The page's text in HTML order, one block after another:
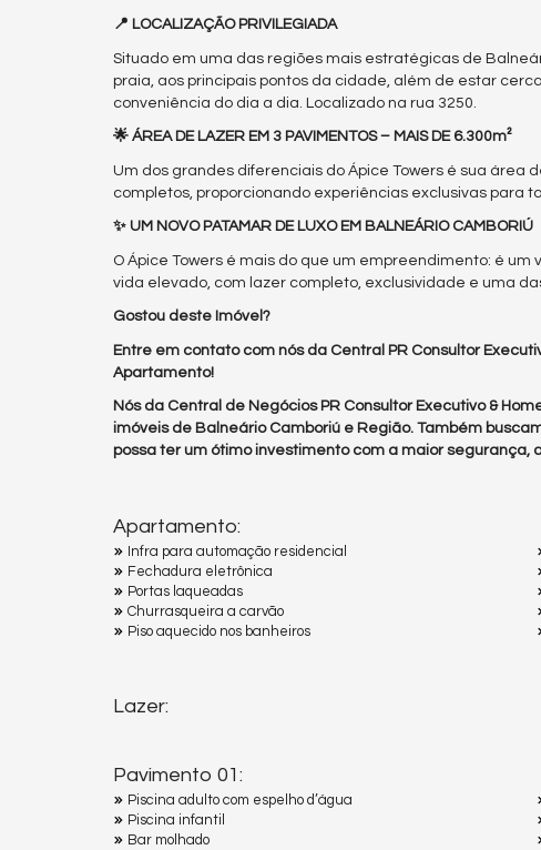
📍 LOCALIZAÇÃO PRIVILEGIADA
Situado em uma das regiões mais estratégicas de
praia, aos principais pontos da cidade, além de estar
conveniência do dia a dia. Localizado na rua 3250.
🌟 ÁREA DE LAZER EM 3 PAVIMENTOS – MAIS DE 6.300m²
Um dos grandes diferenciais do Ápice Towers é sua área
completos, proporcionando experiências exclusivas para
✨ UM NOVO PATAMAR DE LUXO EM BALNEÁRIO CAMBORIÚ
O Ápice Towers é mais do que um empreendimento: é
vida elevado, com lazer completo, exclusividade e uma
Gostou deste Imóvel?
Entre em contato com nós da Central PR Consultor
Apartamento!
Nós da Central de Negócios PR Consultor Executivo &
imóveis de Balneário Camboriú e Região. Também
possa ter um ótimo investimento com a maior segurança,
Apartamento:
Infra para automação residencial
Fechadura eletrônica
Portas laqueadas
Churrasqueira a carvão
Piso aquecido nos banheiros
Lazer:
Pavimento 01:
Piscina adulto com espelho d’água
Piscina infantil
Bar molhado